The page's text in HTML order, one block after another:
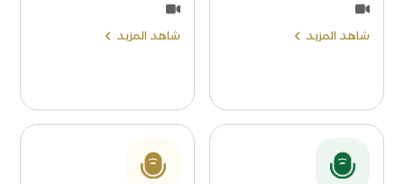
شاهد المزيد شاهد المزيد